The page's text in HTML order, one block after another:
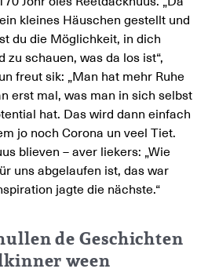
kleines Häuschen gestellt und
du die Möglichkeit, in dich
zu schauen, was da los ist“,
freut sik: „Man hat mehr Ruhe
erst mal, was man in sich selbst
hat. Das wird dann einfach
jo noch Corona un veel Tiet.
blieven – aver liekers: „Wie
uns abgelaufen ist, das war
jagte die nächste.“
de Geschichten
ween